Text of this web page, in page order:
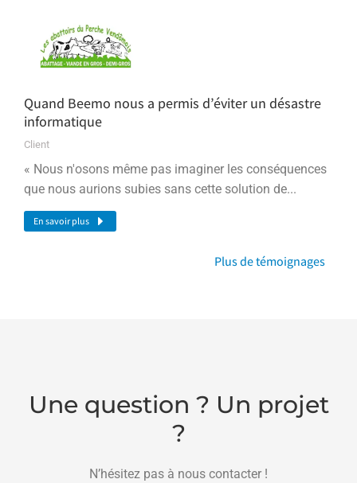
Quand Beemo nous a permis d’éviter un désastre
informatique
Client
« Nous n'osons même pas imaginer les conséquences
que nous aurions subies sans cette solution de...
En savoir plus
Plus de témoignages
Une question ? Un projet
?
N’hésitez pas à nous contacter !